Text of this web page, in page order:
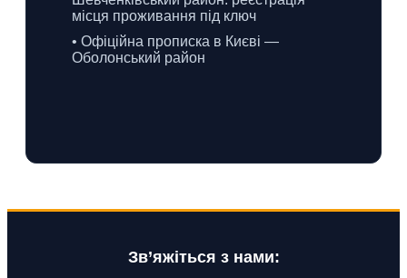
місця проживання під ключ
• Офіційна прописка в Києві —
Оболонський район
Зв’яжіться з нами: